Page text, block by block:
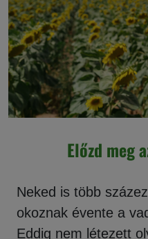
Előzd meg
Neked is több
okoznak évente a
Eddig nem létezett